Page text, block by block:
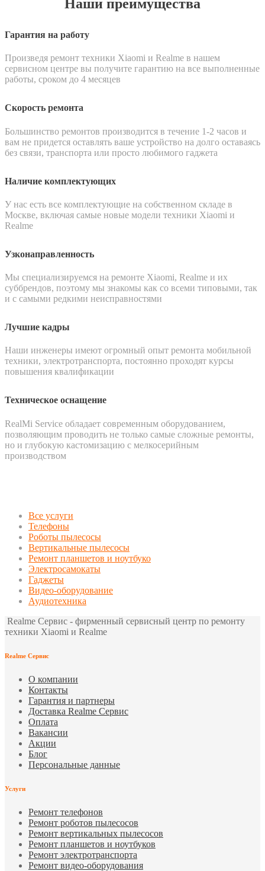
Наши преимущества
Гарантия на работу
Произведя ремонт техники Xiaomi и Realme в нашем
сервисном центре вы получите гарантию на все выполненные
работы, сроком до 4 месяцев
Скорость ремонта
Большинство ремонтов производится в течение 1-2 часов и
вам не придется оставлять ваше устройство на долго оставаясь
без связи, транспорта или просто любимого гаджета
Наличие комплектующих
У нас есть все комплектующие на собственном складе в
Москве, включая самые новые модели техники Xiaomi и
Realme
Узконаправленность
Мы специализируемся на ремонте Xiaomi, Realme и их
суббрендов, поэтому мы знакомы как со всеми типовыми, так
и с самыми редкими неисправностями
Лучшие кадры
Наши инженеры имеют огромный опыт ремонта мобильной
техники, электротранспорта, постоянно проходят курсы
повышения квалификации
Техническое оснащение
RealMi Service обладает современным оборудованием,
позволяющим проводить не только самые сложные ремонты,
но и глубокую кастомизацию с мелкосерийным
производством
Все услуги
Телефоны
Роботы пылесосы
Вертикальные пылесосы
Ремонт планшетов и ноутбуко
Электросамокаты
Гаджеты
Видео-оборудование
Аудиотехника
Realme Сервис - фирменный сервисный центр по ремонту
техники Xiaomi и Realme
Realme Сервис
О компании
Контакты
Гарантия и партнеры
Доставка Realme Сервис
Оплата
Вакансии
Акции
Блог
Персональные данные
Услуги
Ремонт телефонов
Ремонт роботов пылесосов
Ремонт вертикальных пылесосов
Ремонт планшетов и ноутбуков
Ремонт электротранспорта
Ремонт видео-оборудования